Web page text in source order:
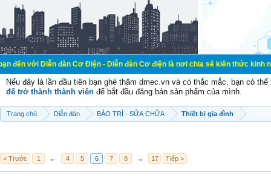
đàn Cơ Điện - Diễn đàn Cơ điện là nơi chia sẽ kiến thức kinh nghiệm
Nếu đây là lần đầu tiên bạn ghé thăm dmec.vn và có thắc mắc, bạn có
để trở thành thành viên để bắt đầu đăng bán sản phẩm của mình.
Trang chủ Diễn đàn BẢO TRÌ - SỬA CHỮA Thiết bị gia đình
< Trước 1 ← 4 5 6 7 8 → 17 Tiếp >